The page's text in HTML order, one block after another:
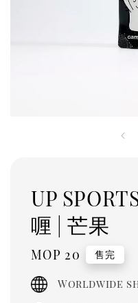
UP
喱 | 芒果
Regular
price
MOP 20 售完
Worldwide